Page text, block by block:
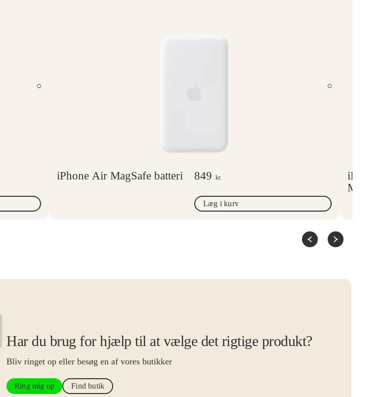
iPhone Air MagSafe batteri 849 kr.
Læg i kurv
iPhone
Har du brug for hjælp til at vælge det rigtige produkt?
Bliv ringet op eller besøg en af vores butikker
Ring mig op Find butik